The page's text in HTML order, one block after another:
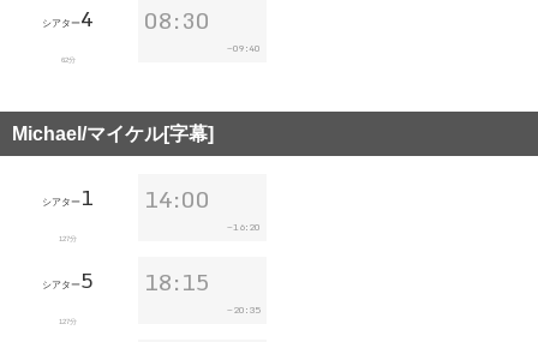
シアター4
62分
08:30
~09:40
Michael/マイケル[字幕]
シアター 1
127分
14:00
~16:20
シアター5
127分
18:15
~ 20:35